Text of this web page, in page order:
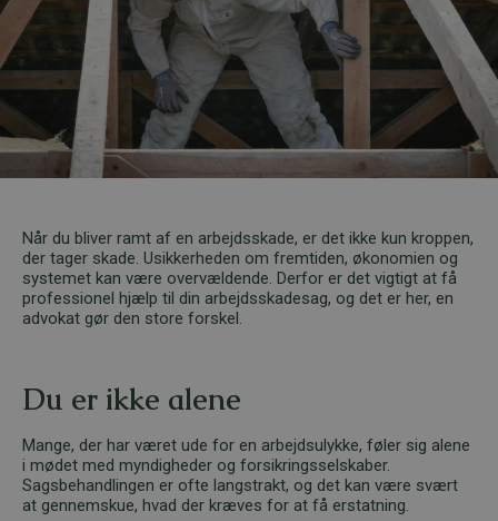
Når du bliver ramt af en arbejdsskade, er det ikke kun kroppen,
der tager skade. Usikkerheden om fremtiden, økonomien og
systemet kan være overvældende. Derfor er det vigtigt at få
professionel hjælp til din arbejdsskadesag, og det er her, en
advokat gør den store forskel.
Du er ikke alene
Mange, der har været ude for en arbejdsulykke, føler sig alene
i mødet med myndigheder og forsikringsselskaber.
Sagsbehandlingen er ofte langstrakt, og det kan være svært
at gennemskue, hvad der kræves for at få erstatning.